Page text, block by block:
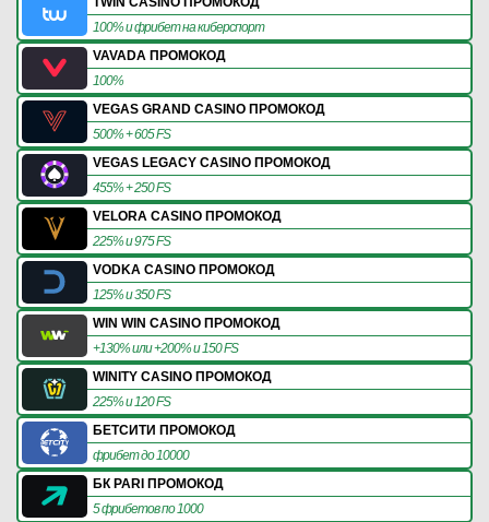
100% и фрибет на киберспорт
VAVADA ПРОМОКОД
100%
VEGAS GRAND CASINO ПРОМОКОД
500% + 605 FS
VEGAS LEGACY CASINO ПРОМОКОД
455% + 250 FS
VELORA CASINO ПРОМОКОД
225% и 975 FS
VODKA CASINO ПРОМОКОД
125% и 350 FS
WIN WIN CASINO ПРОМОКОД
+130% или +200% и 150 FS
WINITY CASINO ПРОМОКОД
225% и 120 FS
БЕТСИТИ ПРОМОКОД
фрибет до 10000
БК PARI ПРОМОКОД
5 фрибетов по 1000